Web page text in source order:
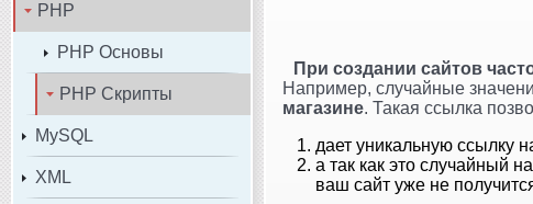
PHP
PHP Основы
PHP Скрипты
MySQL
XML
При создании сайтов
Например, случайные
магазине. Такая ссылка
дает уникальную ссылку
а так как это случайный
ваш сайт уже не